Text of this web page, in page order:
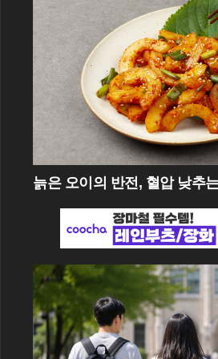
늙은 오이의 반전, 혈압 낮추